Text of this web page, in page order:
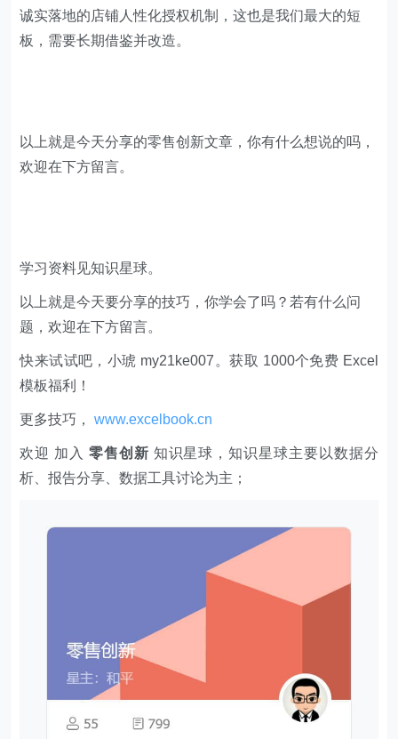
诚实落地的店铺人性化授权机制，这也是我们最大的短
板，需要长期借鉴并改造。
以上就是今天分享的零售创新文章，你有什么想说的吗，
欢迎在下方留言。
学习资料见知识星球。
以上就是今天要分享的技巧，你学会了吗？若有什么问
题，欢迎在下方留言。
快来试试吧，小琥 my21ke007。获取 1000个免费 Excel
模板福利​​​​！
更多技巧，www.excelbook.cn
欢迎 加入 零售创新 知识星球，知识星球主要以数据分
析、报告分享、数据工具讨论为主；